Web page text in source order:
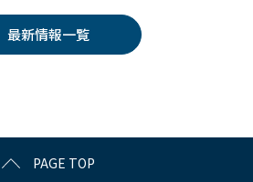
n
a
最新情報一覧
PAGE TOP